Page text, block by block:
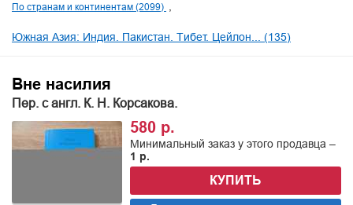
По странам и континентам (2099)
Южная Азия: Индия. Пакистан. Тибет. Цейлон... (135)
Вне насилия
Пер. с англ. К. Н. Корсакова.
580 р.
Минимальный заказ у этого продавца –
1 р.
КУПИТЬ